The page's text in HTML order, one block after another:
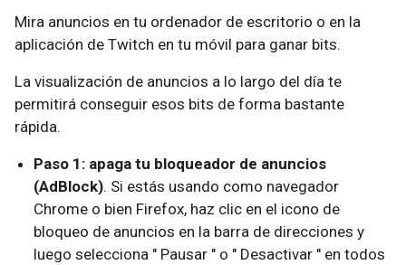
Mira anuncios en tu ordenador de escritorio o en la
aplicación de Twitch en tu móvil para ganar bits.
La visualización de anuncios a lo largo del día te
permitirá conseguir esos bits de forma bastante
rápida.
Paso 1: apaga tu bloqueador de anuncios
(AdBlock). Si estás usando como navegador
Chrome o bien Firefox, haz clic en el icono de
bloqueo de anuncios en la barra de direcciones y
luego selecciona " Pausar " o " Desactivar " en todos